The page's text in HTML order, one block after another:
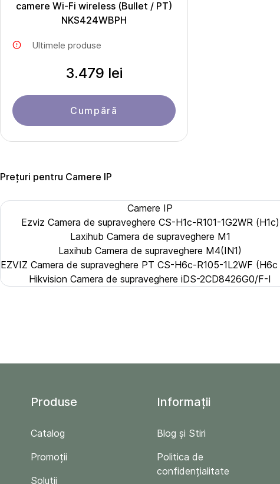
camere Wi-Fi wireless (Bullet / PT)
NKS424WBPH
Ultimele produse
3.479 lei
Cumpără
Prețuri pentru Camere IP
Camere IP
Ezviz Camera de supraveghere CS-H1c-R101-1G2WR (H1c)
Laxihub Camera de supraveghere M1
Laxihub Camera de supraveghere M4(IN1)
EZVIZ Camera de supraveghere PT CS-H6c-R105-1L2WF (H6c
Hikvision Camera de supraveghere iDS-2CD8426G0/F-I
Produse
Catalog
Promoții
Soluții
Informații
Blog și Stiri
Politica de
confidențialitate